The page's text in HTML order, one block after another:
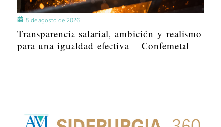
5 de agosto de 2026
Transparencia salarial, ambición y realismo
para una igualdad efectiva – Confemetal